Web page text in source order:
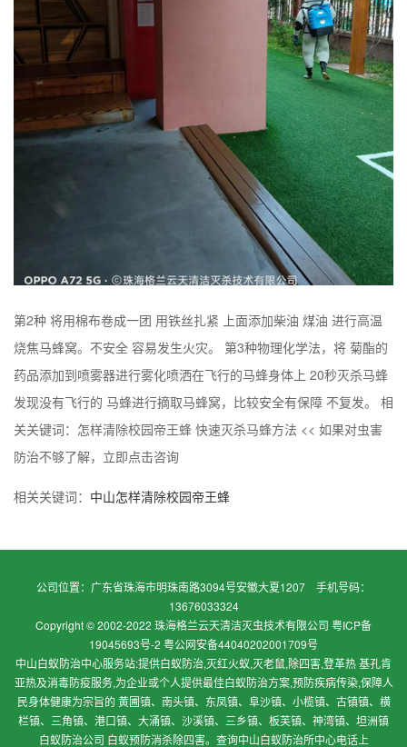
第2种 将用棉布卷成一团 用铁丝扎紧 上面添加柴油 煤油 进行高温
烧焦马蜂窝。不安全 容易发生火灾。 第3种物理化学法，将 菊酯的
药品添加到喷雾器进行雾化喷洒在飞行的马蜂身体上 20秒灭杀马蜂
发现没有飞行的 马蜂进行摘取马蜂窝，比较安全有保障 不复发。 相
关关键词：怎样清除校园帝王蜂 快速灭杀马蜂方法 << 如果对虫害
防治不够了解，立即点击咨询
相关关键词： 中山怎样清除校园帝王蜂
公司位置：广东省珠海市明珠南路3094号安徽大夏1207 手机号码：
13676033324
Copyright © 2002-2022 珠海格兰云天清洁灭虫技术有限公司 粤ICP备
19045693号-2 粤公网安备44040202001709号
中山白蚁防治中心服务站:提供白蚁防治,灭红火蚁,灭老鼠,除四害,登革热 基孔肯
亚热及消毒防疫服务,为企业或个人提供最佳白蚁防治方案,预防疾病传染,保障人
民身体健康为宗旨的 黄圃镇、南头镇、东凤镇、阜沙镇、小榄镇、古镇镇、横
栏镇、三角镇、港口镇、大涌镇、沙溪镇、三乡镇、板芙镇、神湾镇、坦洲镇
白蚁防治公司 白蚁预防消杀除四害。查询中山白蚁防治所中心电话上